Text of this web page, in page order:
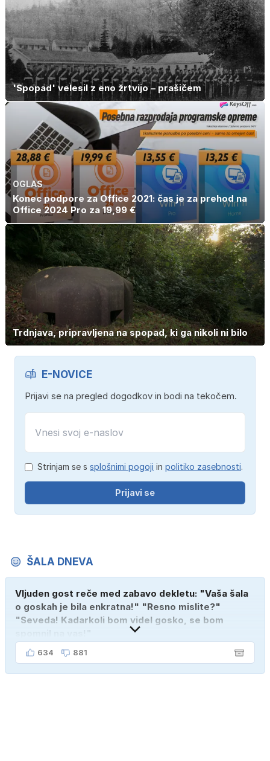
'Spopad' velesil z eno žrtvijo – prašičem
OGLAS
Konec podpore za Office 2021: čas je za prehod na
Office 2024 Pro za 19,99 €
Trdnjava, pripravljena na spopad, ki ga nikoli ni bilo
E-NOVICE
Prijavi se na pregled dogodkov in bodi na tekočem.
Strinjam se s splošnimi pogoji in politiko zasebnosti.
Prijavi se
ŠALA DNEVA
Vljuden gost reče med zabavo dekletu: "Vaša šala
o goskah je bila enkratna!" "Resno mislite?"
"Seveda! Kadarkoli bom videl gosko, se bom
634 881